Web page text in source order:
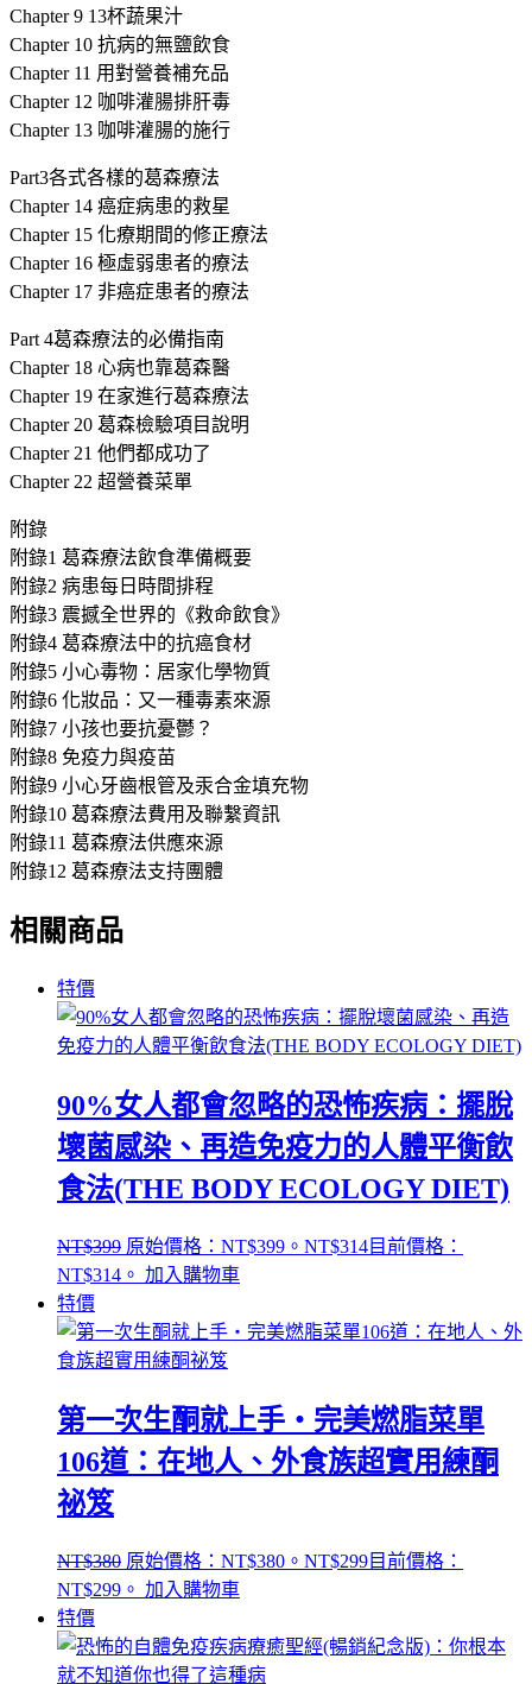
Chapter 9 13杯蔬果汁
Chapter 10 抗病的無鹽飲食
Chapter 11 用對營養補充品
Chapter 12 咖啡灌腸排肝毒
Chapter 13 咖啡灌腸的施行
Part3各式各樣的葛森療法
Chapter 14 癌症病患的救星
Chapter 15 化療期間的修正療法
Chapter 16 極虛弱患者的療法
Chapter 17 非癌症患者的療法
Part 4葛森療法的必備指南
Chapter 18 心病也靠葛森醫
Chapter 19 在家進行葛森療法
Chapter 20 葛森檢驗項目說明
Chapter 21 他們都成功了
Chapter 22 超營養菜單
附錄
附錄1 葛森療法飲食準備概要
附錄2 病患每日時間排程
附錄3 震撼全世界的《救命飲食》
附錄4 葛森療法中的抗癌食材
附錄5 小心毒物：居家化學物質
附錄6 化妝品：又一種毒素來源
附錄7 小孩也要抗憂鬱？
附錄8 免疫力與疫苗
附錄9 小心牙齒根管及汞合金填充物
附錄10 葛森療法費用及聯繫資訊
附錄11 葛森療法供應來源
附錄12 葛森療法支持團體
相關商品
特價
90%女人都會忽略的恐怖疾病：擺脫
壞菌感染、再造免疫力的人體平衡飲
食法(THE BODY ECOLOGY DIET)
NT$399 原始價格：NT$399。 NT$314目前價格：
NT$314。 加入購物車
特價
第一次生酮就上手‧完美燃脂菜單
106道：在地人、外食族超實用練酮
祕笈
NT$380 原始價格：NT$380。 NT$299目前價格：
NT$299。 加入購物車
特價